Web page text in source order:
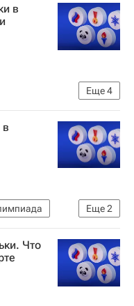
в
Еще4
в
Еще2
Что